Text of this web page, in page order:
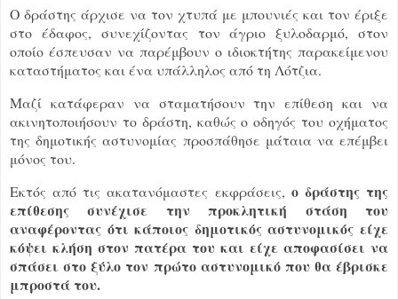
Ο δράστης άρχισε να τον χτυπά με μπουνιές και τον έριξε
στο έδαφος, συνεχίζοντας τον άγριο ξυλοδαρμό, στον
οποίο έσπευσαν να παρέμβουν ο ιδιοκτήτης παρακείμενου
καταστήματος και ένα υπάλληλος από τη Λότζια.
Μαζί κατάφεραν να σταματήσουν την επίθεση και να
ακινητοποιήσουν το δράστη, καθώς ο οδηγός του οχήματος
της δημοτικής αστυνομίας προσπάθησε μάταια να επέμβει
μόνος του.
Εκτός από τις ακατανόμαστες εκφράσεις, ο δράστης της
επίθεσης συνέχισε την προκλητική στάση του
αναφέροντας ότι κάποιος δημοτικός αστυνομικός είχε
κόψει κλήση στον πατέρα του και είχε αποφασίσει να
σπάσει στο ξύλο τον πρώτο αστυνομικό που θα έβρισκε
μπροστά του.